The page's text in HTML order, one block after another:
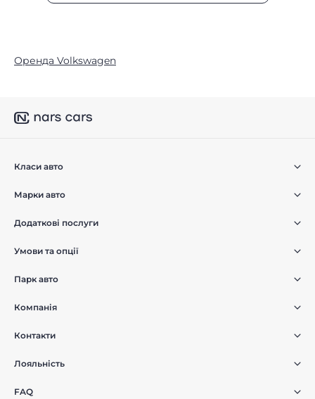
Оренда Volkswagen
Класи авто
Марки авто
Додаткові послуги
Умови та опції
Парк авто
Компанія
Контакти
Лояльність
FAQ